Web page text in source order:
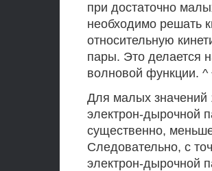
при достаточно
необходимо решать
относительную
пары. Это делается
волновой функции. ^
Для малых значений
электрон-дырочной
существенно,
Следовательно, с
электрон-дырочной